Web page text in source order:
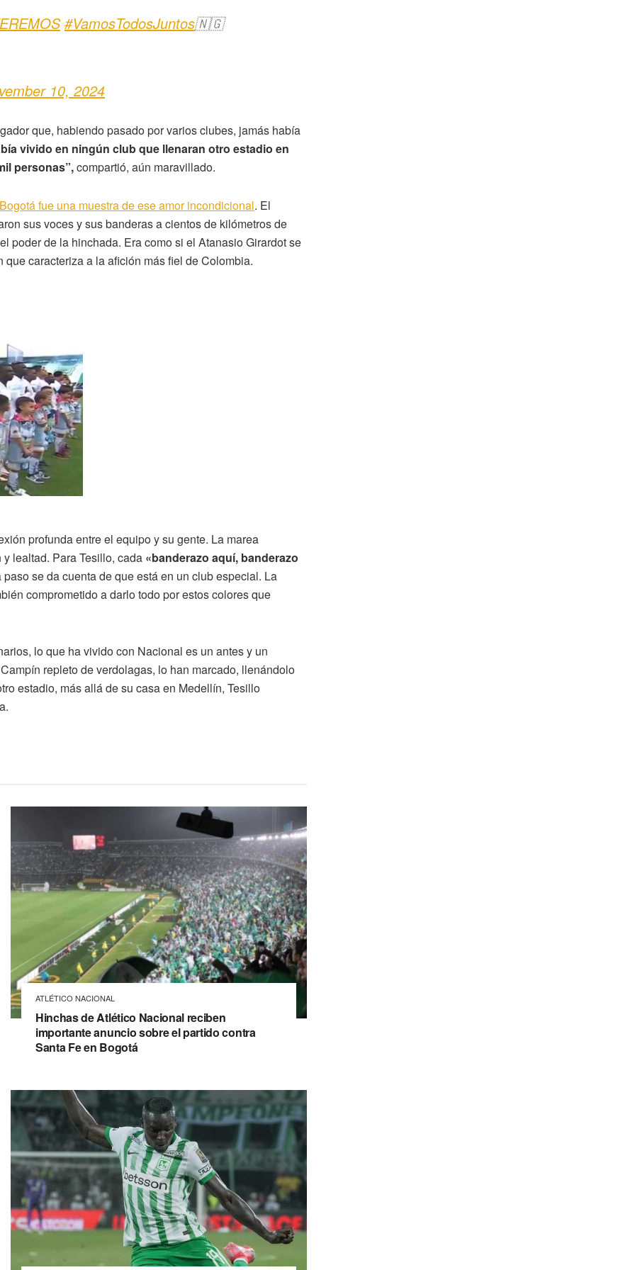
#VamosTodosJuntos🇳🇬
10, 2024
que, habiendo pasado por varios clubes, jamás había
vivido en ningún club que llenaran otro estadio en
personas”,compartió, aún maravillado.
fue una muestra de ese amor incondicional. El
sus voces y sus banderas a cientos de kilómetros de
poder de la hinchada. Era como si el Atanasio Girardot se
caracteriza a la afición más fiel de Colombia.
profunda entre el equipo y su gente. La marea
lealtad. Para Tesillo, cada «banderazo aquí, banderazo
se da cuenta de que está en un club especial. La
comprometido a darlo todo por estos colores que
lo que ha vivido con Nacional es un antes y un
repleto de verdolagas, lo han marcado, llenándolo
estadio, más allá de su casa en Medellín, Tesillo
ATLÉTICO NACIONAL
Hinchas de Atlético Nacional reciben
importante anuncio sobre el partido contra
Santa Fe en Bogotá